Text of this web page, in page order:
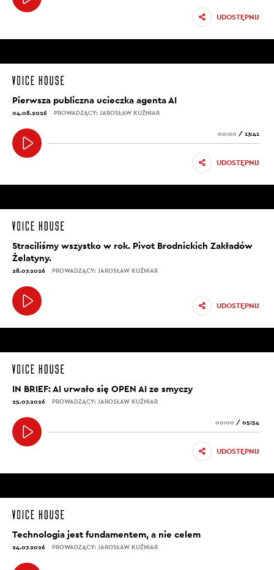
UDOSTĘPNIJ
Pierwsza publiczna ucieczka agenta AI
04.08.2026 PROWADZĄCY: JAROSŁAW KUŹNIAR
00:00 / 13:41
UDOSTĘPNIJ
Straciliśmy wszystko w rok. Pivot Brodnickich Zakładów
Żelatyny.
28.07.2026 PROWADZĄCY: JAROSŁAW KUŹNIAR
UDOSTĘPNIJ
IN BRIEF: AI urwało się OPEN AI ze smyczy
25.07.2026 PROWADZĄCY: JAROSŁAW KUŹNIAR
00:00 / 05:54
UDOSTĘPNIJ
Technologia jest fundamentem, a nie celem
24.07.2026 PROWADZĄCY: JAROSŁAW KUŹNIAR